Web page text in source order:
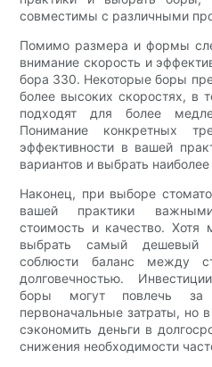
совместимы с различными
Помимо размера и формы
внимание скорость и
бора 330. Некоторые боры
более высоких скоростях, в
подходят для более
Понимание конкретных
эффективности в вашей
вариантов и выбрать
Наконец, при выборе
вашей практики
стоимость и качество. Хотя
выбрать самый дешевый
соблюсти баланс между
долговечностью.
боры могут повлечь за
первоначальные затраты, но
сэкономить деньги в
снижения необходимости